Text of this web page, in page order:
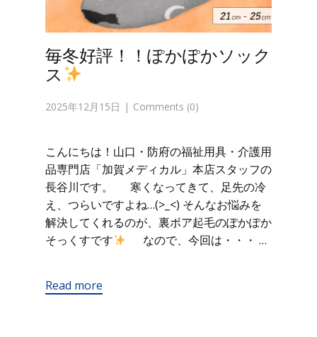
毎冬好評！！ぽかぽかソック
ス
2025年12月15日 Comments (0)
こんにちは！山口・防府の福祉用具・介護用
品専門店「加賀メディカル」本店スタッフの
長谷川です。 寒くなってきて、足先の冷
え、つらいですよね…(>_<) そんなお悩みを
解決してくれるのが、裏ボア起毛のぽかぽか
そっくすです
なので、今回は・・・ …
Read more